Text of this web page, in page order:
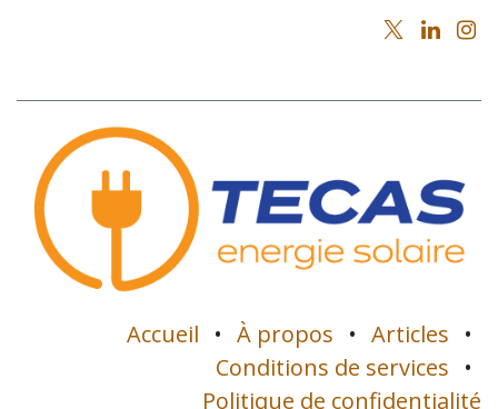
Accueil • À propos • Articles •
Conditions de services •
Politique de confidentialité